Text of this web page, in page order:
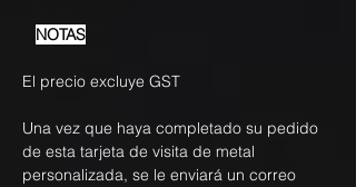
NOTAS
El precio excluye GST
Una vez que haya completado su pedido
de esta tarjeta de visita de metal
personalizada, se le enviará un correo